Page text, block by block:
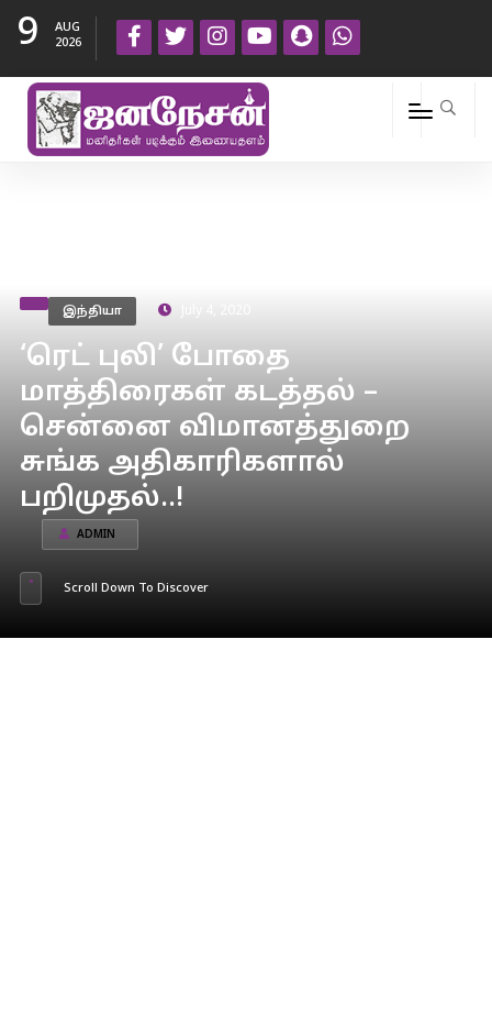
9
AUG
2026
இந்தியா
‘ரெட் புலி’ போதை
மாத்திரைகள் கடத்தல் –
சென்னை விமானத்துறை
சுங்க அதிகாரிகளால்
பறிமுதல்..!
ADMIN
Scroll Down To Discover